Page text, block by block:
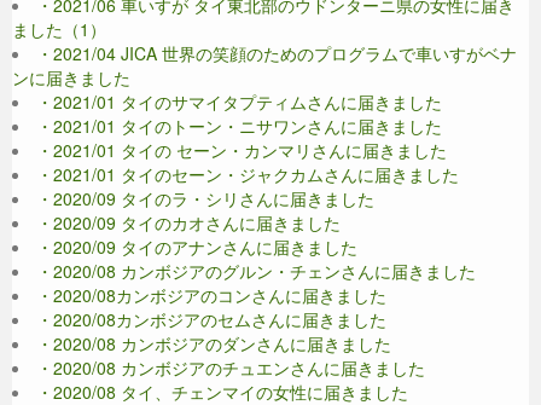
・2021/06 車いすが タイ東北部のウドンターニ県の女性に届き
ました（1）
・2021/04 JICA 世界の笑顔のためのプログラムで車いすがベナ
ンに届きました
・2021/01 タイのサマイタプティムさんに届きました
・2021/01 タイのトーン・ニサワンさんに届きました
・2021/01 タイの セーン・カンマリさんに届きました
・2021/01 タイのセーン・ジャクカムさんに届きました
・2020/09 タイのラ・シリさんに届きました
・2020/09 タイのカオさんに届きました
・2020/09 タイのアナンさんに届きました
・2020/08 カンボジアのグルン・チェンさんに届きました
・2020/08カンボジアのコンさんに届きました
・2020/08カンボジアのセムさんに届きました
・2020/08 カンボジアのダンさんに届きました
・2020/08 カンボジアのチュエンさんに届きました
・2020/08 タイ、チェンマイの女性に届きました